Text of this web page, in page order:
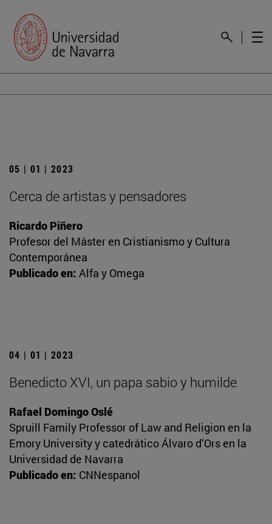
05 | 01 | 2023
Cerca de artistas y pensadores
Ricardo Piñero
Profesor del Máster en Cristianismo y Cultura
Contemporánea
Publicado en: Alfa y Omega
04 | 01 | 2023
Benedicto XVI, un papa sabio y humilde
Rafael Domingo Oslé
Spruill Family Professor of Law and Religion en la
Emory University y catedrático Álvaro d’Ors en la
Universidad de Navarra
Publicado en: CNNespanol